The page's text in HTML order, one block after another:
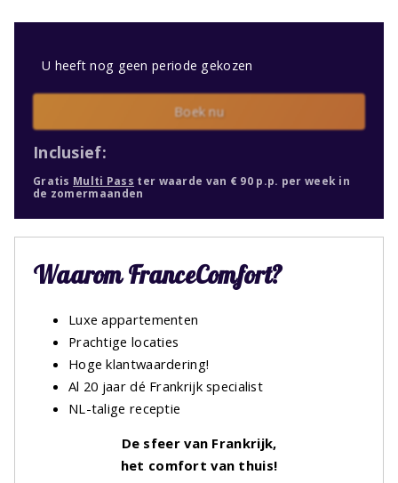
U heeft nog geen periode gekozen
Boek nu
Inclusief:
Gratis Multi Pass ter waarde van € 90 p.p. per week in
de zomermaanden
Waarom FranceComfort?
Luxe appartementen
Prachtige locaties
Hoge klantwaardering!
Al 20 jaar dé Frankrijk specialist
NL-talige receptie
De sfeer van Frankrijk,
het comfort van thuis!